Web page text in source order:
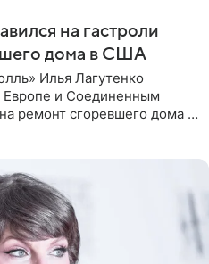
на гастроли
дома в США
Илья Лагутенко
Европе и Соединенным
ремонт сгоревшего дома в